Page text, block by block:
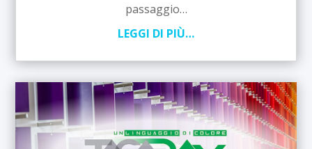
passaggio…
LEGGI DI PIÙ…